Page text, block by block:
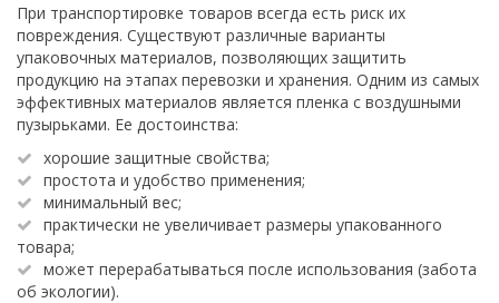
При транспортировке товаров всегда есть риск их
повреждения. Существуют различные варианты
упаковочных материалов, позволяющих защитить
продукцию на этапах перевозки и хранения. Одним из самых
эффективных материалов является пленка с воздушными
пузырьками. Ее достоинства:
хорошие защитные свойства;
простота и удобство применения;
минимальный вес;
практически не увеличивает размеры упакованного
товара;
может перерабатываться после использования (забота
об экологии).